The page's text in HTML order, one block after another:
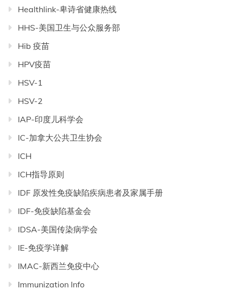
Healthlink-卑诗省健康热线
HHS-美国卫生与公众服务部
Hib 疫苗
HPV疫苗
HSV-1
HSV-2
IAP-印度儿科学会
IC-加拿大公共卫生协会
ICH
ICH指导原则
IDF 原发性免疫缺陷疾病患者及家属手册
IDF-免疫缺陷基金会
IDSA-美国传染病学会
IE-免疫学详解
IMAC-新西兰免疫中心
Immunization Info